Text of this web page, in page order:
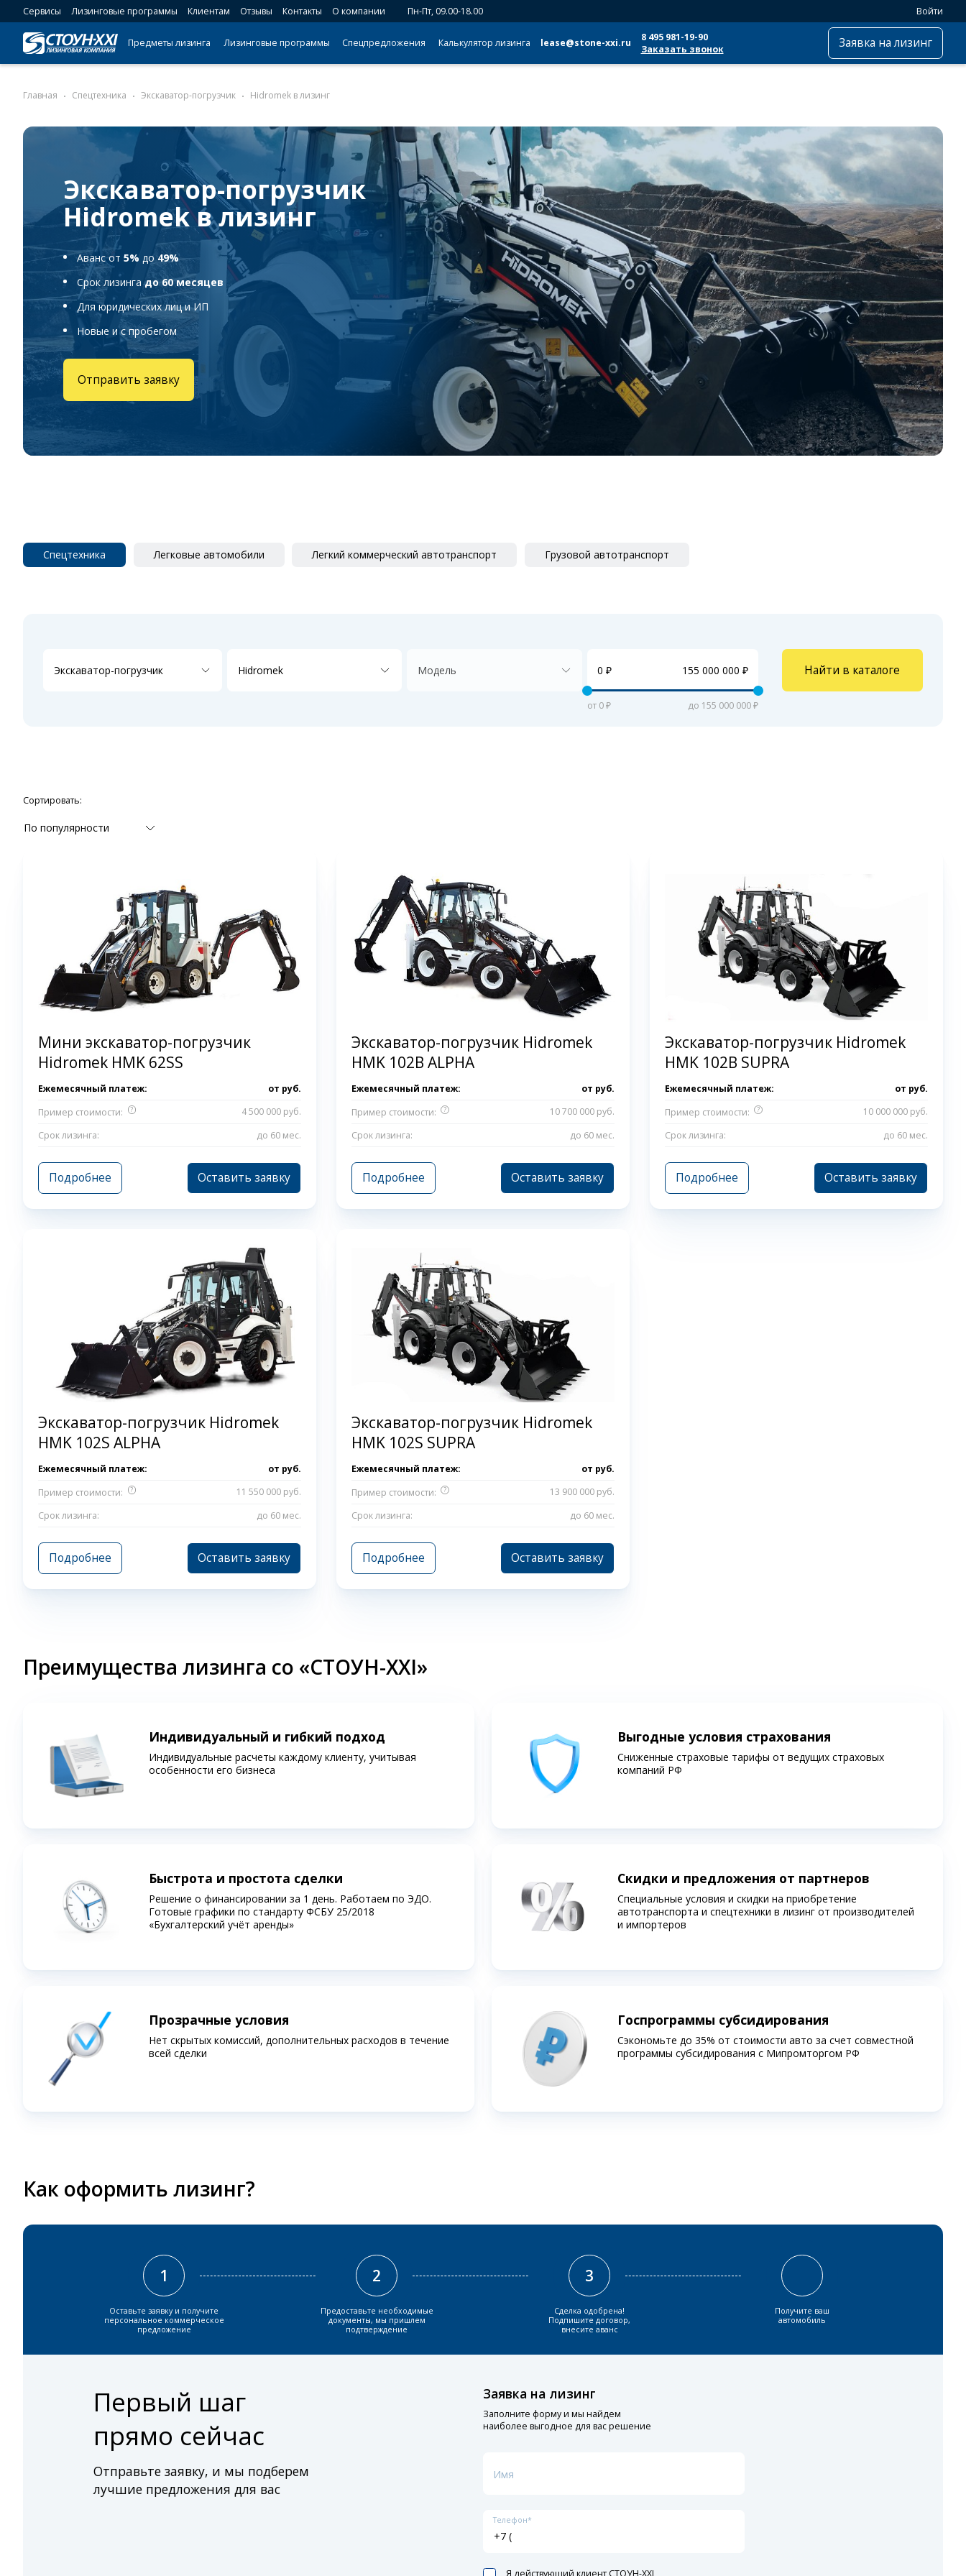
Сервисы Лизинговые программы Клиентам Отзывы Контакты О компании Пн-Пт, 09.00-18.00 Войти
Предметы лизинга Лизинговые программы Спецпредложения Калькулятор лизинга lease@stone-xxi.ru
8 495 981-19-90
Заказать звонок
Заявка на лизинг
Главная Спецтехника Экскаватор-погрузчик Hidromek в лизинг
Экскаватор-погрузчик
Hidromek в лизинг
Аванс от5% до 49%
Срок лизингадо 60 месяцев
Для юридических лиц и ИП
Новые и с пробегом
Отправить заявку
Спецтехника Легковые автомобили Легкий коммерческий автотранспорт Грузовой автотранспорт
Экскаватор-погрузчик Hidromek Модель
от 0 ₽ до 155 000 000 ₽
Найти в каталоге
Сортировать:
По популярности
Мини экскаватор-погрузчик
Hidromek HMK 62SS
Ежемесячный платеж: от руб.
Пример стоимости:
?
4 500 000 руб.
Срок лизинга:
до 60 мес.
Подробнее Оставить заявку
Экскаватор-погрузчик Hidromek
HMK 102B ALPHA
Ежемесячный платеж: от руб.
Пример стоимости:
?
10 700 000 руб.
Срок лизинга:
до 60 мес.
Подробнее Оставить заявку
Экскаватор-погрузчик Hidromek
HMK 102B SUPRA
Ежемесячный платеж: от руб.
Пример стоимости:
?
10 000 000 руб.
Срок лизинга:
до 60 мес.
Подробнее Оставить заявку
Экскаватор-погрузчик Hidromek
HMK 102S ALPHA
Ежемесячный платеж: от руб.
Пример стоимости:
?
11 550 000 руб.
Срок лизинга:
до 60 мес.
Подробнее Оставить заявку
Экскаватор-погрузчик Hidromek
HMK 102S SUPRA
Ежемесячный платеж: от руб.
Пример стоимости:
?
13 900 000 руб.
Срок лизинга:
до 60 мес.
Подробнее Оставить заявку
Преимущества лизинга со «СТОУН-XXI»
Индивидуальный и гибкий подход
Индивидуальные расчеты каждому клиенту, учитывая
особенности его бизнеса
Быстрота и простота сделки
Решение о финансировании за 1 день. Работаем по ЭДО.
Готовые графики по стандарту ФСБУ 25/2018
«Бухгалтерский учёт аренды»
Прозрачные условия
Нет скрытых комиссий, дополнительных расходов в течение
всей сделки
Выгодные условия страхования
Сниженные страховые тарифы от ведущих страховых
компаний РФ
Скидки и предложения от партнеров
Специальные условия и скидки на приобретение
автотранспорта и спецтехники в лизинг от производителей
и импортеров
Госпрограммы субсидирования
Сэкономьте до 35% от стоимости авто за счет совместной
программы субсидирования c Мипромторгом РФ
Как оформить лизинг?
1
Оставьте заявку и получите
персональное коммерческое
предложение
2
Предоставьте необходимые
документы, мы пришлем
подтверждение
3
Сделка одобрена!
Подпишите договор,
внесите аванс
Получите ваш
автомобиль
Первый шаг
прямо сейчас
Отправьте заявку, и мы подберем
лучшие предложения для вас
Заявка на лизинг
Заполните форму и мы найдем
наиболее выгодное для вас решение
Имя
Телефон*
Я действующий клиент СТОУН-XXI